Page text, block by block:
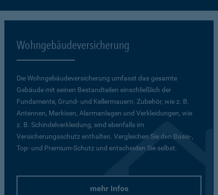
Wohngebäudeversicherung
Die Wohngebäudeversicherung umfasst das gesamte
Gebäude mit seinen Bestandteilen einschließlich der
Fundamente, Grund- und Kellermauern. Zubehör, wie z. B.
Antennen, Markisen, Alarmanlagen und Verkleidungen, wie
z. B. Schindelverkleidung, sind ebenfalls im
Versicherungsschutz enthalten. Vergleichen Sie den Basis-,
Top- und Premium-Schutz und entscheiden Sie selbst.
mehr Infos